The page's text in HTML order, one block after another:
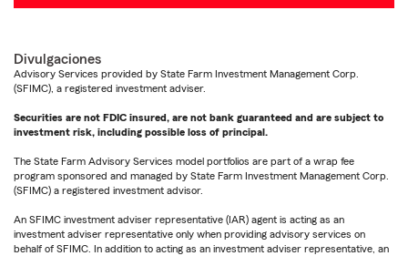
Divulgaciones
Advisory Services provided by State Farm Investment Management Corp.
(SFIMC), a registered investment adviser.
Securities are not FDIC insured, are not bank guaranteed and are subject to
investment risk, including possible loss of principal.
The State Farm Advisory Services model portfolios are part of a wrap fee
program sponsored and managed by State Farm Investment Management Corp.
(SFIMC) a registered investment advisor.
An SFIMC investment adviser representative (IAR) agent is acting as an
investment adviser representative only when providing advisory services on
behalf of SFIMC. In addition to acting as an investment adviser representative, an